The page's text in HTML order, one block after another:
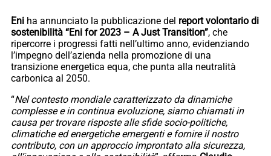
Eni ha annunciato la pubblicazione del report volontario di
sostenibilità “Eni for 2023 – A Just Transition”, che
ripercorre i progressi fatti nell’ultimo anno, evidenziando
l’impegno dell’azienda nella promozione di una
transizione energetica equa, che punta alla neutralità
carbonica al 2050.
“Nel contesto mondiale caratterizzato da dinamiche
complesse e in continua evoluzione, siamo chiamati in
causa per trovare risposte alle sfide socio-politiche,
climatiche ed energetiche emergenti e fornire il nostro
contributo, con un approccio improntato alla sicurezza,